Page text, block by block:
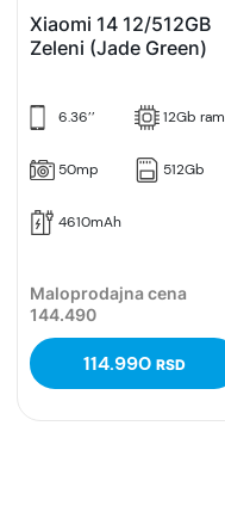
Xiaomi 14 12/512GB
Zeleni (Jade Green)
6.36’’ 12Gb ram
50mp 512Gb
4610mAh
Maloprodajna cena
144.490
114.990 RSD